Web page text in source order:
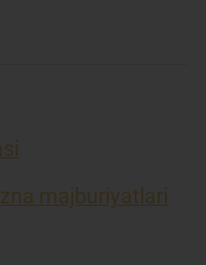
majburiyatlari